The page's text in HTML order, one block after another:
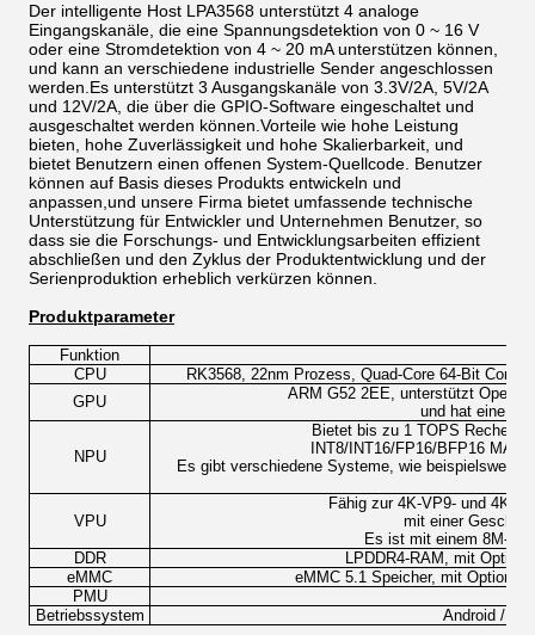
Der intelligente Host LPA3568 unterstützt 4 analoge
Eingangskanäle, die eine Spannungsdetektion von 0 ~ 16 V
oder eine Stromdetektion von 4 ~ 20 mA unterstützen können,
und kann an verschiedene industrielle Sender angeschlossen
werden.Es unterstützt 3 Ausgangskanäle von 3.3V/2A, 5V/2A
und 12V/2A, die über die GPIO-Software eingeschaltet und
ausgeschaltet werden können.Vorteile wie hohe Leistung
bieten, hohe Zuverlässigkeit und hohe Skalierbarkeit, und
bietet Benutzern einen offenen System-Quellcode. Benutzer
können auf Basis dieses Produkts entwickeln und
anpassen,und unsere Firma bietet umfassende technische
Unterstützung für Entwickler und Unternehmen Benutzer, so
dass sie die Forschungs- und Entwicklungsarbeiten effizient
abschließen und den Zyklus der Produktentwicklung und der
Serienproduktion erheblich verkürzen können.
Produktparameter
Funktion
CPU
RK3568, 22nm Prozess, Quad-Core 64-Bit
GPU
ARM G52 2EE, unterstützt
und hat eine
NPU
Bietet bis zu 1 TOPS
INT8/INT16/FP16/BFP16
Es gibt verschiedene Systeme, wie
VPU
Fähig zur 4K-VP9- und 4K-
mit einer
Es ist mit einem 8M-
DDR
LPDDR4-RAM, mit
eMMC
eMMC 5.1 Speicher, mit
PMU
Betriebssystem
Android /